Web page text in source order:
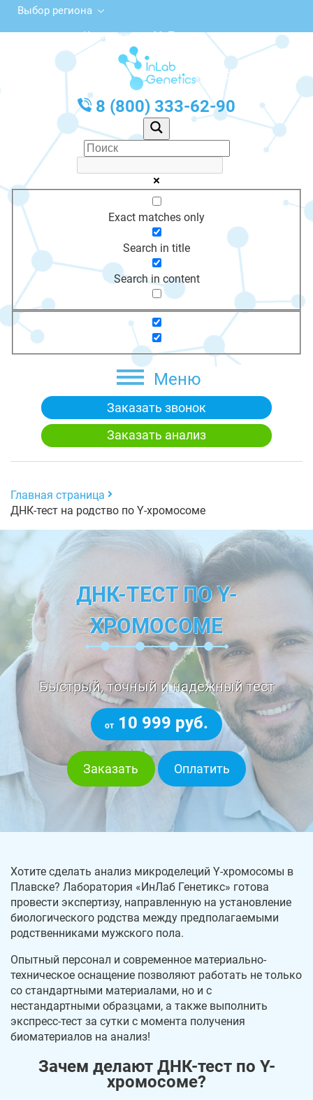
Выбор региона
ул. Коммунаров, 66, Плавск
с 10:00 до 20:00
График работы: Пн-Пт с 10:00 до 20:00
8 (800) 333-62-90
Exact matches only
Search in title
Search in content
Меню
Заказать звонок
Заказать анализ
Главная страница
ДНК-тест на родство по Y-хромосоме
ДНК-ТЕСТ ПО Y-
ХРОМОСОМЕ
Быстрый, точный и надежный тест
от 10 999 руб.
Заказать Оплатить
Хотите сделать анализ микроделеций Y-хромосомы в
Плавске? Лаборатория «ИнЛаб Генетикс» готова
провести экспертизу, направленную на установление
биологического родства между предполагаемыми
родственниками мужского пола.
Опытный персонал и современное материально-
техническое оснащение позволяют работать не только
со стандартными материалами, но и с
нестандартными образцами, а также выполнить
экспресс-тест за сутки с момента получения
биоматериалов на анализ!
Зачем делают ДНК-тест по Y-
хромосоме?